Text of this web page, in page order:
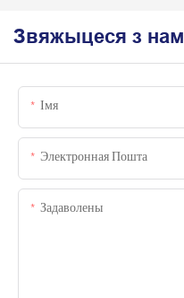
Звяжыцеся з
Імя
Электронная Пошта
Задаволены